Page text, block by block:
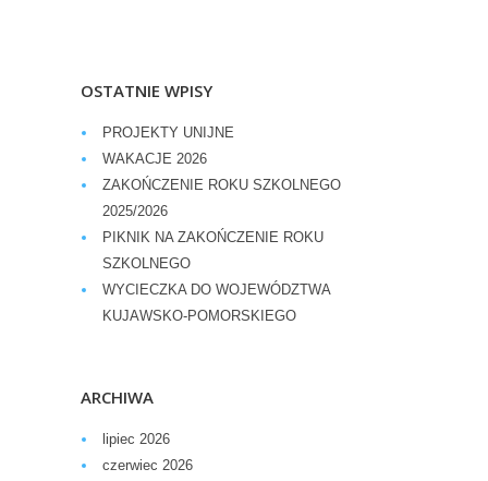
OSTATNIE WPISY
PROJEKTY UNIJNE
WAKACJE 2026
ZAKOŃCZENIE ROKU SZKOLNEGO
2025/2026
PIKNIK NA ZAKOŃCZENIE ROKU
SZKOLNEGO
WYCIECZKA DO WOJEWÓDZTWA
KUJAWSKO-POMORSKIEGO
ARCHIWA
lipiec 2026
czerwiec 2026